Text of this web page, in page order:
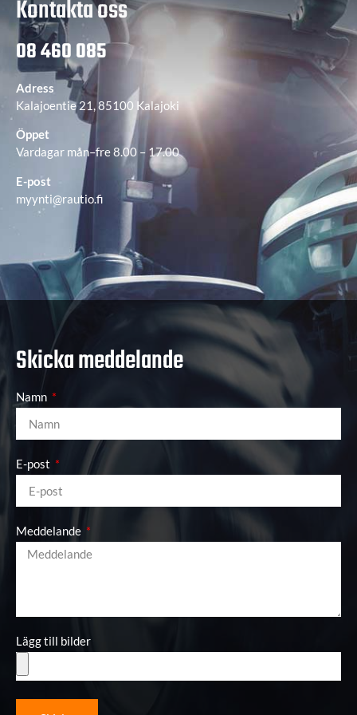
Kontakta oss
08 460 085
Adress
Kalajoentie 21, 85100 Kalajoki
Öppet
Vardagar mån–fre 8.00 – 17.00
E-post
myynti@rautio.fi
Skicka meddelande
Namn
E-post
Meddelande
Lägg till bilder